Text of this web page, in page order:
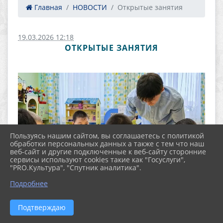
Главная НОВОСТИ Открытые занятия
19.03.2026 12:18
ОТКРЫТЫЕ ЗАНЯТИЯ
Пользуясь нашим сайтом, вы соглашаетесь с политикой
обработки персональных данных а также с тем что наш
веб-сайт и другие подключенные к веб-сайту сторонние
сервисы используют cookies такие как "Госуслуги",
"PRO.Культура", "Спутник аналитика".
Подробнее
Подтверждаю